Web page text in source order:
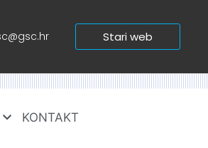
Stari web
KONTAKT